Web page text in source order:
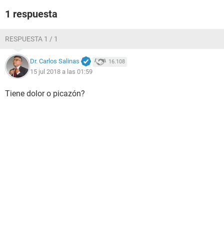
1 respuesta
RESPUESTA 1 / 1
Dr. Carlos Salinas 16.108
15 jul 2018 a las 01:59
Tiene dolor o picazón?